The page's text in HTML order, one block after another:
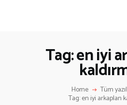
Tag: en iyi
Home Tüm
Tag: en iyi arkaplan
ANA SAYFA
İLETIŞIM